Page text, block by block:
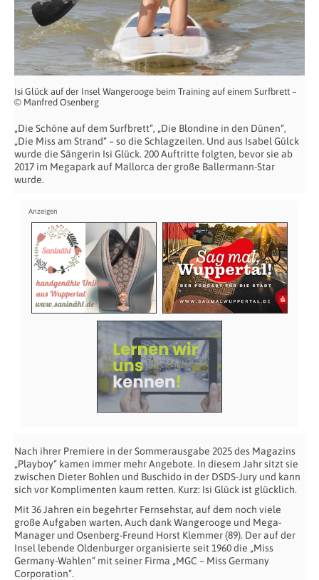
Isi Glück auf der Insel Wangerooge beim Training auf einem Surfbrett –
© Manfred Osenberg
„Die Schöne auf dem Surfbrett“, „Die Blondine in den Dünen“,
„Die Miss am Strand“ – so die Schlagzeilen. Und aus Isabel Gülck
wurde die Sängerin Isi Glück. 200 Auftritte folgten, bevor sie ab
2017 im Megapark auf Mallorca der große Ballermann-Star
wurde.
Nach ihrer Premiere in der Sommerausgabe 2025 des Magazins
„Playboy“ kamen immer mehr Angebote. In diesem Jahr sitzt sie
zwischen Dieter Bohlen und Buschido in der DSDS-Jury und kann
sich vor Komplimenten kaum retten. Kurz: Isi Glück ist glücklich.
Mit 36 Jahren ein begehrter Fernsehstar, auf dem noch viele
große Aufgaben warten. Auch dank Wangerooge und Mega-
Manager und Osenberg-Freund Horst Klemmer (89). Der auf der
Insel lebende Oldenburger organisierte seit 1960 die „Miss
Germany-Wahlen“ mit seiner Firma „MGC – Miss Germany
Corporation“.